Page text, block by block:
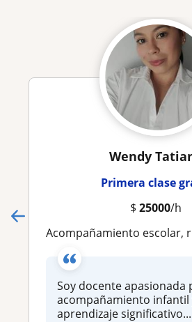
Wendy
Primera clase
$ 25000/h
Acompañamiento escolar, refuerzo y estimulación
Soy docente apasionada
acompañamiento infantil
aprendizaje significativo...